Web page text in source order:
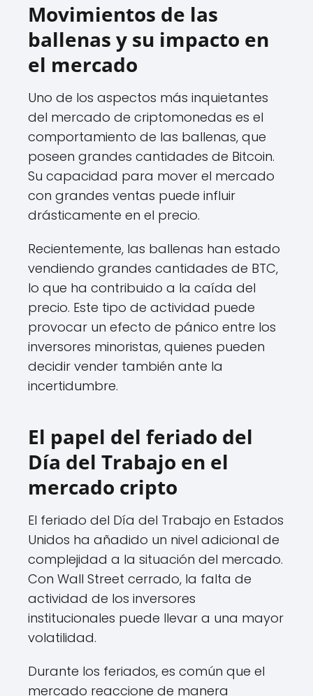
Movimientos de las
ballenas y su impacto en
el mercado
Uno de los aspectos más inquietantes
del mercado de criptomonedas es el
comportamiento de las ballenas, que
poseen grandes cantidades de Bitcoin.
Su capacidad para mover el mercado
con grandes ventas puede influir
drásticamente en el precio.
Recientemente, las ballenas han estado
vendiendo grandes cantidades de BTC,
lo que ha contribuido a la caída del
precio. Este tipo de actividad puede
provocar un efecto de pánico entre los
inversores minoristas, quienes pueden
decidir vender también ante la
incertidumbre.
El papel del feriado del
Día del Trabajo en el
mercado cripto
El feriado del Día del Trabajo en Estados
Unidos ha añadido un nivel adicional de
complejidad a la situación del mercado.
Con Wall Street cerrado, la falta de
actividad de los inversores
institucionales puede llevar a una mayor
volatilidad.
Durante los feriados, es común que el
mercado reaccione de manera